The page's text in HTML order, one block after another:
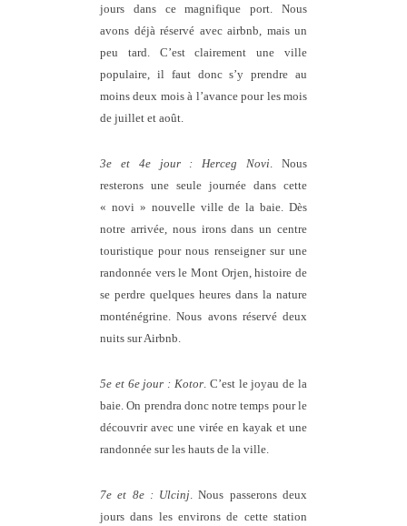
jours dans ce magnifique port. Nous
avons déjà réservé avec airbnb, mais un
peu tard. C’est clairement une ville
populaire, il faut donc s’y prendre au
moins deux mois à l’avance pour les mois
de juillet et août.
3e et 4e jour : Herceg Novi . Nous
resterons une seule journée dans cette
« novi » nouvelle ville de la baie. Dès
notre arrivée, nous irons dans un centre
touristique pour nous renseigner sur une
randonnée vers le Mont Orjen, histoire de
se perdre quelques heures dans la nature
monténégrine. Nous avons réservé deux
nuits sur Airbnb.
5e et 6e jour : Kotor . C’est le joyau de la
baie. On prendra donc notre temps pour le
découvrir avec une virée en kayak et une
randonnée sur les hauts de la ville.
7e et 8e : Ulcinj . Nous passerons deux
jours dans les environs de cette station